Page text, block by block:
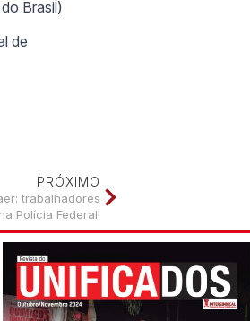
Brasil)
de
PRÓXIMO
trabalhadores
Polícia Federal!